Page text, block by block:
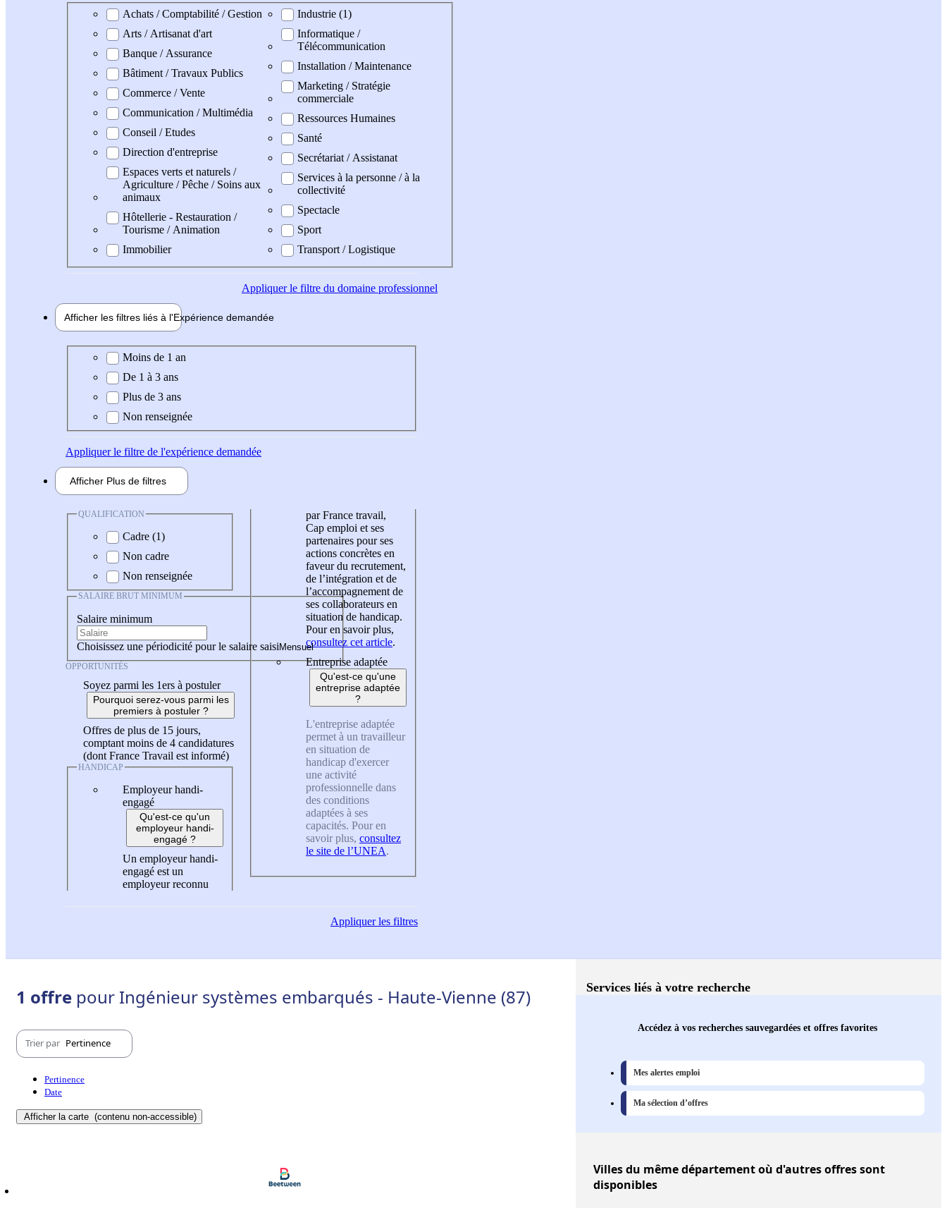
Domaine professionel
Achats / Comptabilité / Gestion
Arts / Artisanat d'art
Banque / Assurance
Bâtiment / Travaux Publics
Commerce / Vente
Communication / Multimédia
Conseil / Etudes
Direction d'entreprise
Espaces verts et naturels /
Agriculture / Pêche / Soins aux
animaux
Hôtellerie - Restauration /
Tourisme / Animation
Immobilier
Industrie (1)
Informatique /
Télécommunication
Installation / Maintenance
Marketing / Stratégie
commerciale
Ressources Humaines
Santé
Secrétariat / Assistanat
Services à la personne / à la
collectivité
Spectacle
Sport
Transport / Logistique
Appliquerle filtre du domaine professionnel
Afficher les filtres liés à l'Expérience demandée
Expérience demandée
Moins de 1 an
De 1 à 3 ans
Plus de 3 ans
Non renseignée
Appliquerle filtre de l'expérience demandée
Afficher Plus de filtres
QUALIFICATION
Cadre (1)
Non cadre
Non renseignée
SALAIRE BRUT MINIMUM
Salaire minimum
Choisissez une périodicité pour le salaire saisi
OPPORTUNITÉS
Soyez parmi les 1ers à postuler
Pourquoi serez-vous parmi les
premiers à postuler ?
Offres de plus de 15 jours,
comptant moins de 4 candidatures
(dont France Travail est informé)
HANDICAP
Employeur handi-
engagé
Qu'est-ce qu'un
employeur handi-
engagé ?
Un employeur handi-
engagé est un
employeur reconnu
par France travail,
Cap emploi et ses
partenaires pour ses
actions concrètes en
faveur du recrutement,
de l’intégration et de
l’accompagnement de
ses collaborateurs en
situation de handicap.
Pour en savoir plus,
consultez cet article.
Entreprise adaptée
Qu'est-ce qu'une
entreprise adaptée
?
L'entreprise adaptée
permet à un travailleur
en situation de
handicap d'exercer
une activité
professionnelle dans
des conditions
adaptées à ses
capacités. Pour en
savoir plus, consultez
le site de l’UNEA.
Appliquerles filtres
1 offre pour Ingénieur systèmes embarqués - Haute-Vienne (87)
Trier par Pertinence
Pertinence
Date
Afficher la carte (contenu non-accessible)
Services liés à votre recherche
Accédez à vos recherches sauvegardées et offres favorites
Mes alertes emploi
Ma sélection d’offres
Villesdu même département où d'autres offres sont
disponibles